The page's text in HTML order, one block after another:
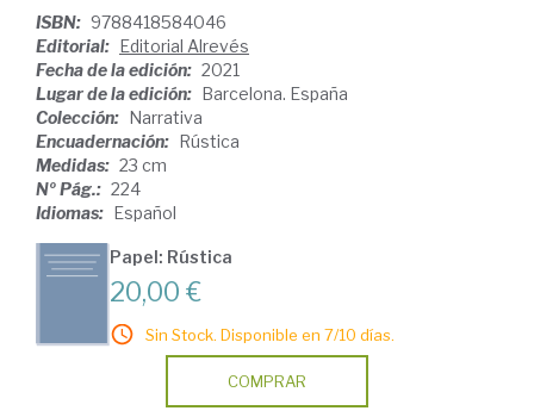
ISBN: 9788418584046
Editorial: Editorial Alrevés
Fecha de la edición: 2021
Lugar de la edición: Barcelona. España
Colección: Narrativa
Encuadernación: Rústica
Medidas: 23 cm
Nº Pág.: 224
Idiomas: Español
Papel: Rústica
20,00 €
Sin Stock. Disponible en 7/10 días.
COMPRAR